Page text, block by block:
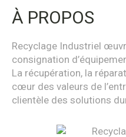
À PROPOS
Recyclage Industriel
consignation
La récupération, la
cœur des valeurs de
clientèle des solutions